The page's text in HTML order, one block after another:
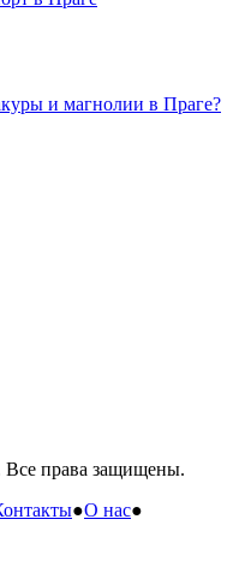
и магнолии в Праге?
Все права защищены.
●О нас●